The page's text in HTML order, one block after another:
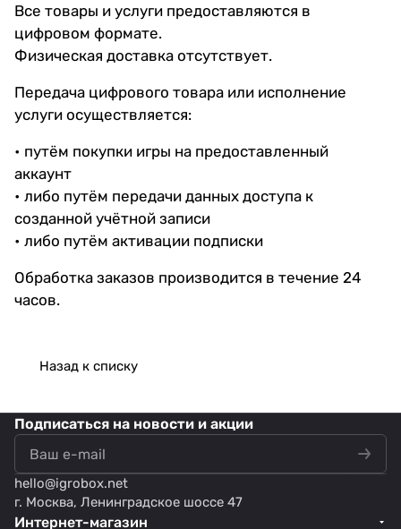
Все товары и услуги предоставляются в
цифровом формате.
Физическая доставка отсутствует.
Передача цифрового товара или исполнение
услуги осуществляется:
• путём покупки игры на предоставленный
аккаунт
• либо путём передачи данных доступа к
созданной учётной записи
• либо путём активации подписки
Обработка заказов производится в течение 24
часов.
Назад к списку
Подписаться на новости и акции
hello@igrobox.net
г. Москва, Ленинградское шоссе 47
Интернет-магазин